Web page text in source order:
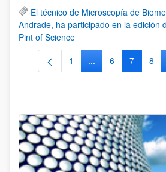
El técnico de Microscopía de
Andrade, ha participado en la edición
Pint of Science
Página
1 ...PáginasPágina
6 Página
7 8